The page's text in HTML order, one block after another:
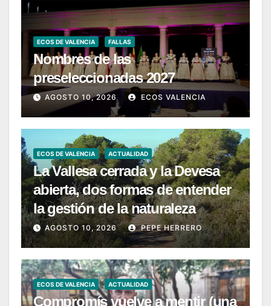
ECOS DE VALENCIA FALLAS
Nombres de las
preseleccionadas 2027
AGOSTO 10, 2026 ECOS VALENCIA
ECOS DE VALENCIA ACTUALIDAD
La Vallesa cerrada y la Devesa
abierta, dos formas de entender
la gestión de la naturaleza
AGOSTO 10, 2026 PEPE HERRERO
ECOS DE VALENCIA ACTUALIDAD
Compromís vuelve a mentir (una